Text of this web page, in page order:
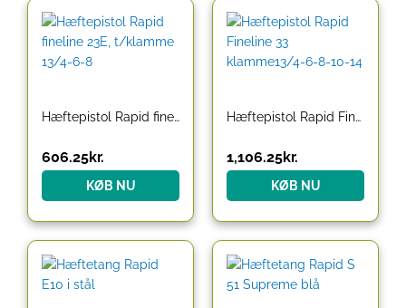
Hæftepistol Rapid fineline 23E, t/klamme 13/4-6-8
606.25kr.
KØB NU
Hæftepistol Rapid Fineline 33 klamme13/4-6-8-10-14
1,106.25kr.
KØB NU